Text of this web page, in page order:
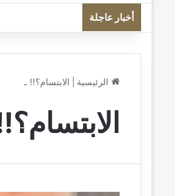
أخبار عاجلة
الرئيسية الابتسام؟!! ـ